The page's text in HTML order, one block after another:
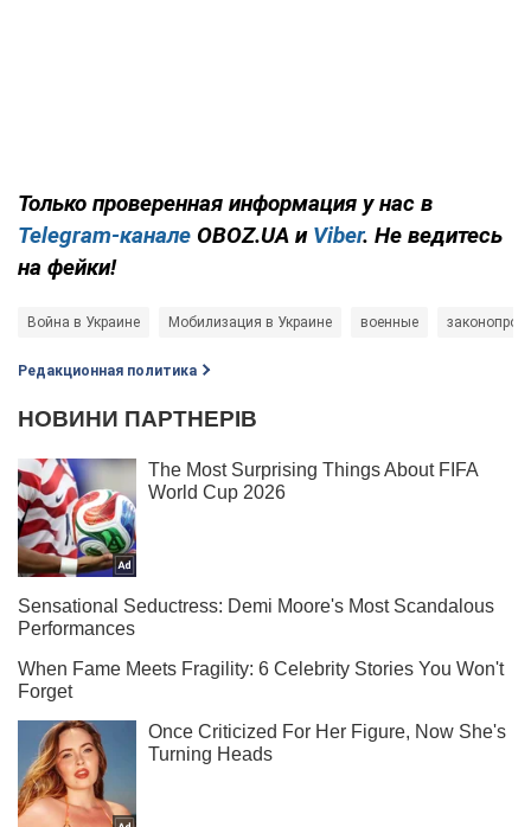
Только проверенная информация у нас в
Telegram-канале OBOZ.UA и Viber. Не ведитесь
на фейки!
Война в Украине Мобилизация в Украине военные
Редакционная политика